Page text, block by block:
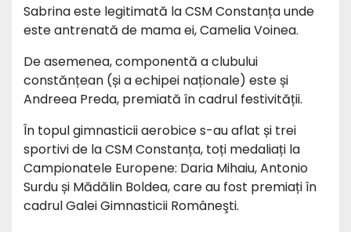
Sabrina este legitimată la CSM Constanța unde
este antrenată de mama ei, Camelia Voinea.
De asemenea, componentă a clubului
constănțean (și a echipei naționale) este și
Andreea Preda, premiată în cadrul festivității.
În topul gimnasticii aerobice s-au aflat și trei
sportivi de la CSM Constanța, toți medaliați la
Campionatele Europene: Daria Mihaiu, Antonio
Surdu și Mădălin Boldea, care au fost premiați în
cadrul Galei Gimnasticii Româneşti.